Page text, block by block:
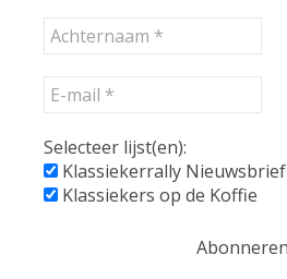
Selecteer lijst(en):
Klassiekerrally Nieuwsbrief
Klassiekers op de Koffie